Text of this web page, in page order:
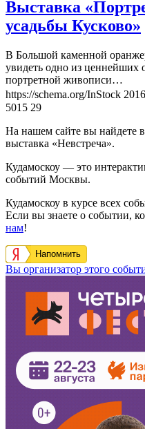
Выставка
усадьбы Кусково»
В Большой каменной
увидеть одно из ценнейших
портретной живописи…
https://schema.org/InStock
5015 29
На нашем сайте вы найдете
выставка «Невстреча».
Кудамоскоу — это
событий Москвы.
Кудамоскоу в курсе всех
Если вы знаете о событии,
нам!
Напомнить
Вы организатор этого